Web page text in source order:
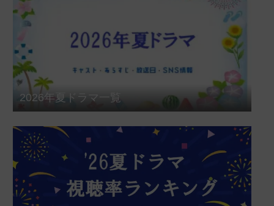
2026年夏ドラマ一覧